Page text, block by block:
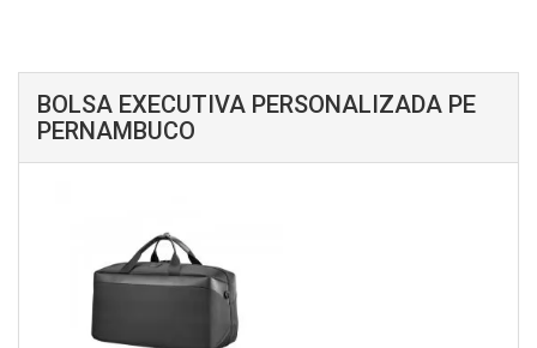
BOLSA EXECUTIVA PERSONALIZADA PE
PERNAMBUCO